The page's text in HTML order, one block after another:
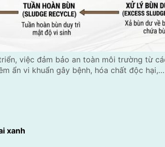
việc đảm bảo an toàn môi trường từ
ẩn vi khuẩn gây bệnh, hóa chất độc hại,…
xanh